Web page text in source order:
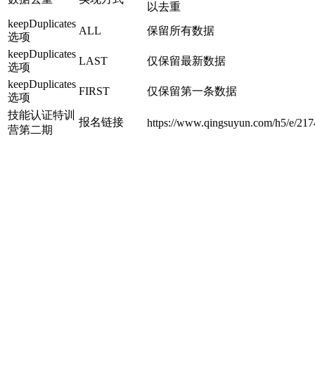
以去重
keepDuplicates
选项
ALL
保留所有数据
keepDuplicates
选项
LAST
仅保留最新数据
keepDuplicates
选项
FIRST
仅保留第一条数据
技能认证特训
营第二期
报名链接 https://www.qingsuyun.com/h5/e/